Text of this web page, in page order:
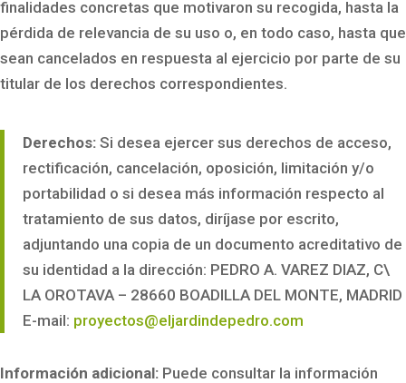
finalidades concretas que motivaron su recogida, hasta la
pérdida de relevancia de su uso o, en todo caso, hasta que
sean cancelados en respuesta al ejercicio por parte de su
titular de los derechos correspondientes.
Derechos: Si desea ejercer sus derechos de acceso,
rectificación, cancelación, oposición, limitación y/o
portabilidad o si desea más información respecto al
tratamiento de sus datos, diríjase por escrito,
adjuntando una copia de un documento acreditativo de
su identidad a la dirección: PEDRO A. VAREZ DIAZ, C\
LA OROTAVA – 28660 BOADILLA DEL MONTE, MADRID
E-mail: proyectos@eljardindepedro.com
Información adicional: Puede consultar la información